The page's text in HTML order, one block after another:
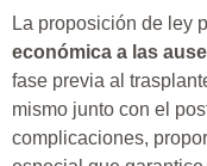
La proposición de ley
económica a las
fase previa al
mismo junto con el
complicaciones,